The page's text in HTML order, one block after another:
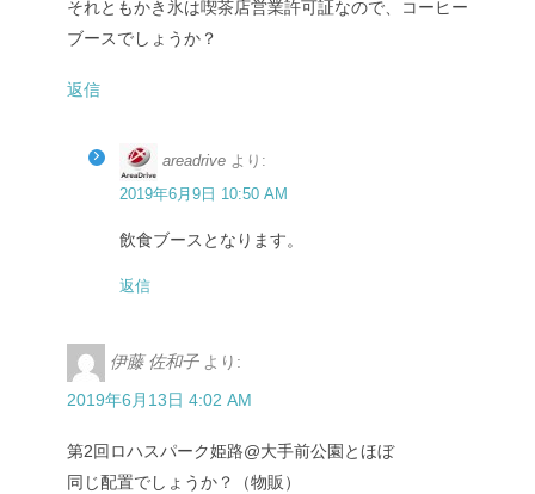
それともかき氷は喫茶店営業許可証なので、コーヒー
ブースでしょうか？
返信
areadrive より:
2019年6月9日 10:50 AM
飲食ブースとなります。
返信
伊藤 佐和子 より:
2019年6月13日 4:02 AM
第2回ロハスパーク姫路@大手前公園とほぼ
同じ配置でしょうか？（物販）